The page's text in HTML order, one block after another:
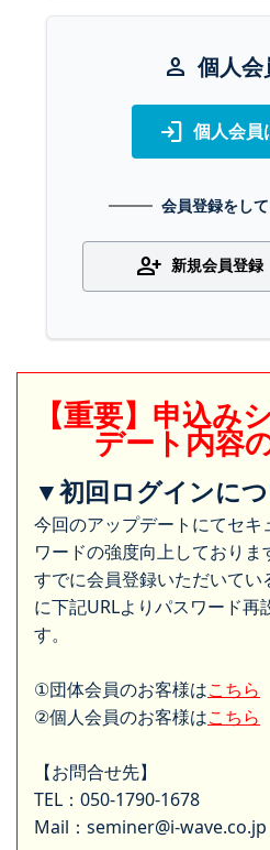
person 個人会
login 個人会員
会員登録をし
person_add 新規会員登録
【重要】申込み
デート内容
▼初回ログインに
今回のアップデートにてセキ
ワードの強度向上しておりま
すでに会員登録いただいて
に下記URLよりパスワード再
す。
①団体会員のお客様はこちら
②個人会員のお客様はこちら
【お問合せ先】
TEL：050-1790-1678
Mail：seminer@i-wave.co.jp